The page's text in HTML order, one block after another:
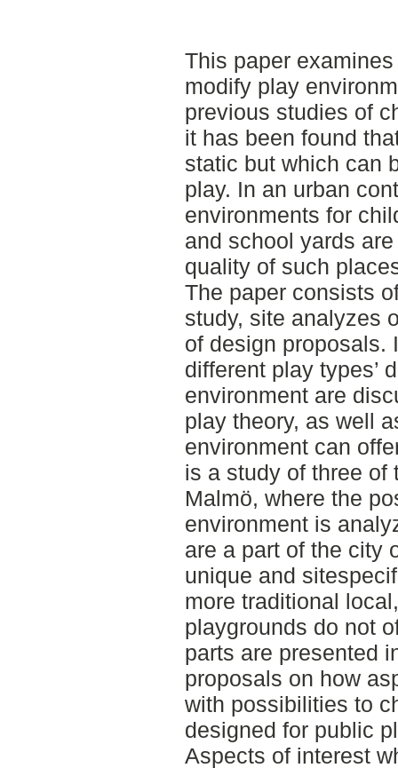
This paper
modify play
previous studies of
it has been found
static but which can
play. In an urban
environments for
and school yards
quality of such
The paper consists
study, site analyzes
of design proposals.
different play types’
environment are
play theory, as well
environment can
is a study of three of
Malmö, where the
environment is
are a part of the city
unique and
more traditional
playgrounds do not
parts are presented
proposals on how
with possibilities to
designed for public
Aspects of interest